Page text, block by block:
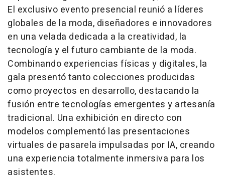
El exclusivo evento presencial reunió a líderes
globales de la moda, diseñadores e innovadores
en una velada dedicada a la creatividad, la
tecnología y el futuro cambiante de la moda.
Combinando experiencias físicas y digitales, la
gala presentó tanto colecciones producidas
como proyectos en desarrollo, destacando la
fusión entre tecnologías emergentes y artesanía
tradicional. Una exhibición en directo con
modelos complementó las presentaciones
virtuales de pasarela impulsadas por IA, creando
una experiencia totalmente inmersiva para los
asistentes.